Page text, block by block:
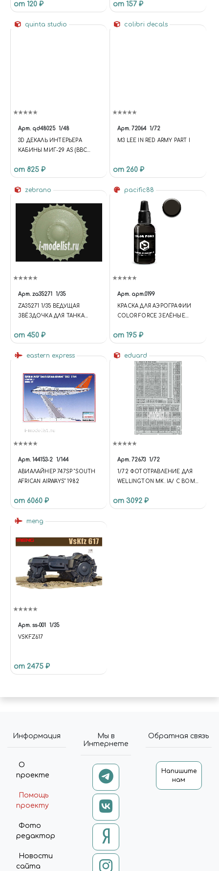
от 120 ₽ от 157 ₽
quinta studio
Арт. qd48025 1/48
3D ДЕКАЛЬ ИНТЕРЬЕРА
КАБИНЫ МИГ-29 AS (ВВС
GWH)
от 825 ₽
colibri decals
Арт. 72064 1/72
M3 LEE IN RED ARMY PART I
от 260 ₽
zebrano
Арт. za35271 1/35
ZA35271 1/35 ВЕДУЩАЯ
ЗВЁЗДОЧКА ДЛЯ ТАНКА
(ДЛЯ ТРАКОВ MASTERCLUB)
от 450 ₽
pacific88
Арт. арт.0199
КРАСКА ДЛЯ АЭРОГРАФИИ
COLOR FORCE ЗЕЛЁНЫЕ
от 195 ₽
eastern express
Арт. 144153-2 1/144
АВИАЛАЙНЕР 747SP "SOUTH
AFRICAN AIRWAYS" 1982
от 6060 ₽
eduard
Арт. 72673 1/72
1/72 ФОТОТРАВЛЕНИЕ ДЛЯ
WELLINGTON MK. IA/ C BOMB
от 3092 ₽
meng
Арт. ss-001 1/35
VSKFZ617
от 2475 ₽
Информация
О
проекте
Помощь
проекту
Фото
редактор
Новости
сайта
Мы в
Интернете
Обратная связь
Напишите
нам